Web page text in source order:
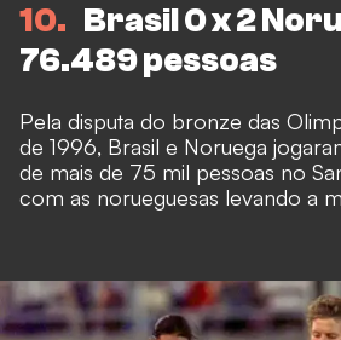
10
Brasil 0 x 2
76.489 pessoas
Pela disputa do bronze das
de 1996, Brasil e Noruega
de mais de 75 mil pessoas no
com as norueguesas levando a